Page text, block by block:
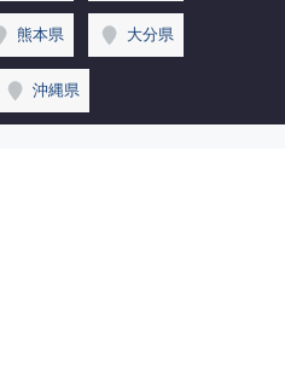
熊本県 大分県
沖縄県